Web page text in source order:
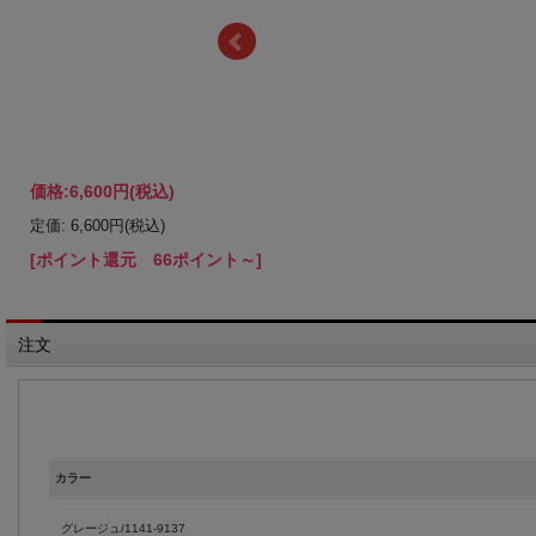
価格:6,600円(税込)
定価: 6,600円(税込)
[ポイント還元 66ポイント～]
注文
カラー
グレージュ/1141-9137